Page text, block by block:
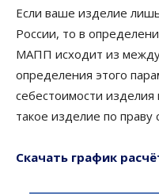
Если ваше изделие
России, то в
МАПП исходит из
определения этого
себестоимости изделия
такое изделие по праву
Скачать график